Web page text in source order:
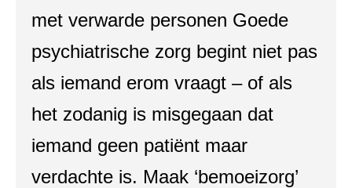
met verwarde personen Goede
psychiatrische zorg begint niet pas
als iemand erom vraagt – of als
het zodanig is misgegaan dat
iemand geen patiënt maar
verdachte is. Maak ‘bemoeizorg’